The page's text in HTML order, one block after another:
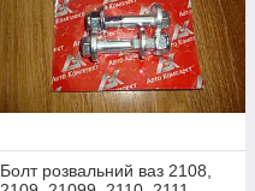
Болт розвальний ваз 2108,